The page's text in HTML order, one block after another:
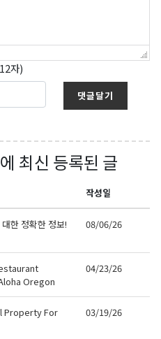
자)
댓글달기
최신 등록된 글
작성일
한 정확한 정보!
08/06/26
Oregon
04/23/26
Property For
03/19/26